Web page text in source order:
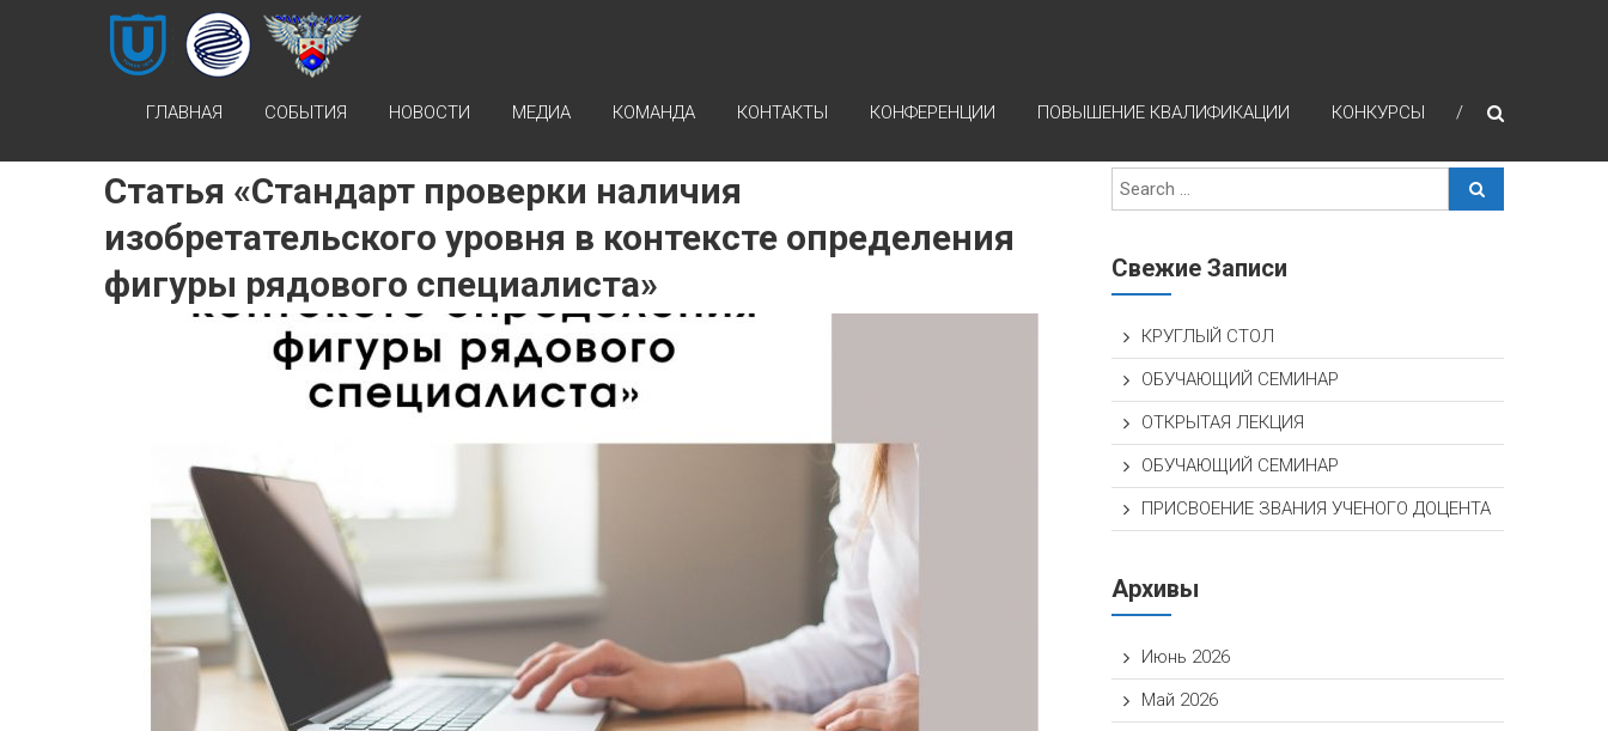
НОЦ
«ИНТЕЛЛЕКТУАЛЬНАЯ
СОБСТВЕННОСТЬ И
ПРАВА»
НОЦ
«ИНТЕЛЛЕКТУАЛЬНАЯ
СОБСТВЕННОСТЬ И
ИНТЕЛЛЕКТУАЛЬНЫЕ
ГЛАВНАЯ СОБЫТИЯ НОВОСТИ МЕДИА КОМАНДА КОНТАКТЫ КОНФЕРЕНЦИИ ПОВЫШЕНИЕ КВАЛИФИКАЦИИ КОНКУРСЫ
Статья «Стандарт проверки наличия
изобретательского уровня в контексте определения
фигуры рядового специалиста»
Свежие Записи
КРУГЛЫЙ СТОЛ
ОБУЧАЮЩИЙ СЕМИНАР
ОТКРЫТАЯ ЛЕКЦИЯ
ОБУЧАЮЩИЙ СЕМИНАР
ПРИСВОЕНИЕ ЗВАНИЯ УЧЕНОГО ДОЦЕНТА
Архивы
Июнь 2026
Май 2026